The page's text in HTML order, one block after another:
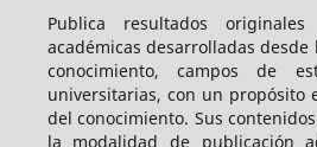
Publica resultados originales
académicas desarrolladas
conocimiento, campos de
universitarias, con un propósito
del conocimiento. Sus
la modalidad de publicación